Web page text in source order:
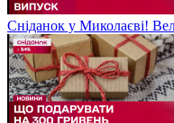
Сніданок у Миколаєві!